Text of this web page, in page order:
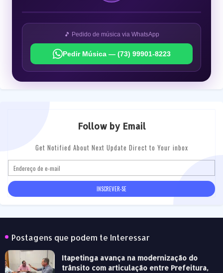
🎵 Pedido de música via WhatsApp
Pedir Música — (73) 99901-8223
Follow by Email
Get Notified About Next Update Direct to Your inbox
Postagens que podem te Interessar
Itapetinga avança na modernização do
trânsito com articulação entre Prefeitura,